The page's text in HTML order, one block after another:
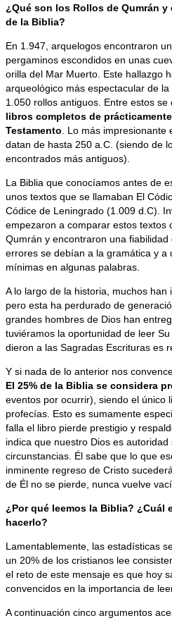
¿Qué son los Rollos de Qumrán
de la Biblia?
En 1.947, arquelogos encontraron
pergaminos escondidos en unas
orilla del Mar Muerto. Este hallazgo
arqueológico más espectacular de
1.050 rollos antiguos. Entre estos se
libros completos de
Testamento. Lo más impresionante
datan de hasta 250 a.C. (siendo de
encontrados más antiguos).
La Biblia que conocíamos antes de
unos textos que se llamaban El
Códice de Leningrado (1.009 d.C).
empezaron a comparar estos textos
Qumrán y encontraron una
errores se debían a la gramática y a
mínimas en algunas palabras.
A lo largo de la historia, muchos han
pero esta ha perdurado de
grandes hombres de Dios han
tuviéramos la oportunidad de leer
dieron a las Sagradas Escrituras es
Y si nada de lo anterior nos
El 25% de la Biblia se considera
eventos por ocurrir), siendo el único
profecías. Esto es sumamente
falla el libro pierde prestigio y
indica que nuestro Dios es
circunstancias. Él sabe que lo que
inminente regreso de Cristo
de Él no se pierde, nunca vuelve
¿Por qué leemos la Biblia? ¿Cuál
hacerlo?
Lamentablemente, las estadísticas
un 20% de los cristianos lee
el reto de este mensaje es que hoy
convencidos en la importancia de
A continuación cinco argumentos